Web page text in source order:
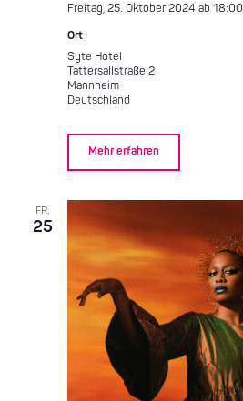
Freitag, 25. Oktober 2024 ab 18:00
Ort
Syte Hotel
Tattersallstraße 2
Mannheim
Deutschland
Mehr erfahren
FR.
25